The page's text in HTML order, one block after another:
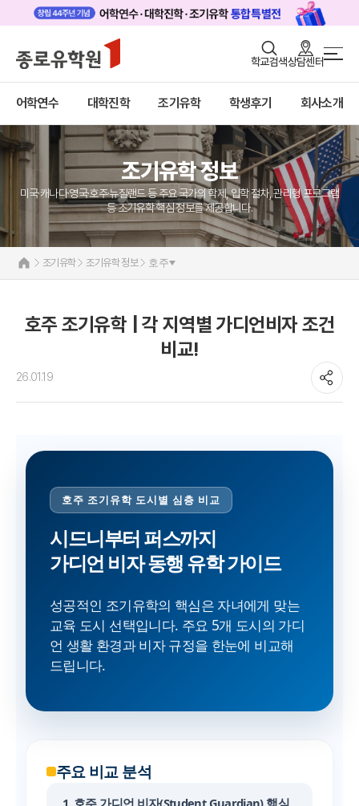
학교검색상담센터
어학연수 대학진학 조기유학 학생후기 회사소개
로그인 회원가입
어학연수
대학진학
조기/캠프
프로그램
학생후기
고객서비스
유학가이드
미국
캐나다
영국
호주
뉴질랜드
필리핀
교환학생
영어캠프
조기유학 정보
조기유학 정보
미국·캐나다·영국·호주·뉴질랜드 등 주요 국가의 학제, 입학 절차, 관리형 프로그램
등 조기유학 핵심 정보를 제공합니다.
조기유학 조기유학 정보 호주
호주 조기유학 | 각 지역별 가디언비자 조건
비교!
26.01.19
호주 조기유학 도시별 심층 비교
시드니부터 퍼스까지
가디언 비자 동행 유학 가이드
성공적인 조기유학의 핵심은 자녀에게 맞는
교육 도시 선택입니다. 주요 5개 도시의 가디
언 생활 환경과 비자 규정을 한눈에 비교해
드립니다.
주요 비교 분석
1. 호주 가디언 비자(Student Guardian) 핵심